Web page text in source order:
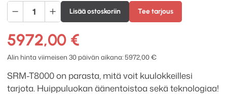
SRM-
T8000
putki-
kuulokevahvistin
määrä
Lisää ostoskoriin Tee tarjous
5972,00 €
Alin hinta viimeisen 30 päivän aikana: 5972,00€
SRM-T8000 on parasta, mitä voit kuulokkeillesi
tarjota. Huippuluokan äänentoistoa sekä teknologiaa!